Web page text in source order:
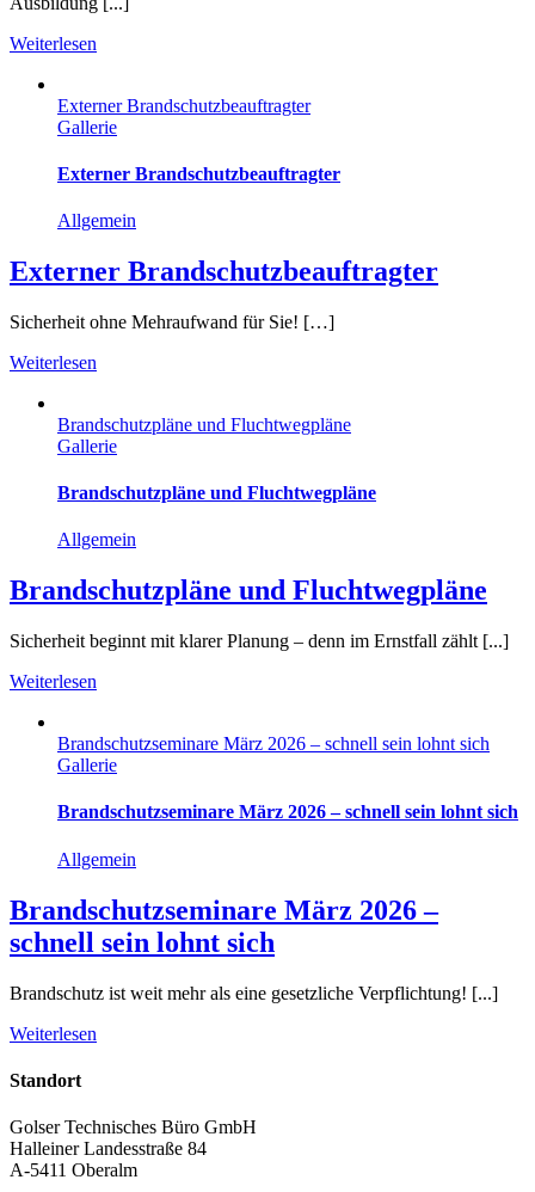
Weiterlesen
Externer Brandschutzbeauftragter
Gallerie
Externer Brandschutzbeauftragter
Allgemein
Externer Brandschutzbeauftragter
Sicherheit ohne Mehraufwand für Sie! […]
Weiterlesen
Brandschutzpläne und Fluchtwegpläne
Gallerie
Brandschutzpläne und Fluchtwegpläne
Allgemein
Brandschutzpläne und Fluchtwegpläne
Sicherheit beginnt mit klarer Planung – denn im Ernstfall zählt [...]
Weiterlesen
Brandschutzseminare März 2026 – schnell sein lohnt sich
Gallerie
Brandschutzseminare März 2026 – schnell sein lohnt sich
Allgemein
Brandschutzseminare März 2026 –
schnell sein lohnt sich
Brandschutz ist weit mehr als eine gesetzliche Verpflichtung! [...]
Weiterlesen
Standort
Golser Technisches Büro GmbH
Halleiner Landesstraße 84
A-5411 Oberalm